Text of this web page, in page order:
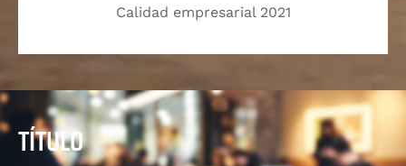
Calidad empresarial 2021
TÍTULO